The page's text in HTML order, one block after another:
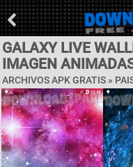
GALAXY LIVE
IMAGEN
ARCHIVOS APK GRATIS »